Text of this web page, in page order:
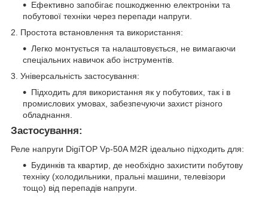
Ефективно запобігає пошкодженню електроніки та
побутової техніки через перепади напруги.
2. Простота встановлення та використання:
Легко монтується та налаштовується, не вимагаючи
спеціальних навичок або інструментів.
3. Універсальність застосування:
Підходить для використання як у побутових, так і в
промислових умовах, забезпечуючи захист різного
обладнання.
Застосування:
Реле напруги DigiTOP Vp-50A M2R ідеально підходить для:
Будинків та квартир, де необхідно захистити побутову
техніку (холодильники, пральні машини, телевізори
тощо) від перепадів напруги.